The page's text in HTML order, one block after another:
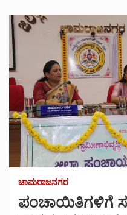
ಚಾಮರಾಜನಗರ
ಪಂಚಾಯಿತಿಗಳಿಗೆ